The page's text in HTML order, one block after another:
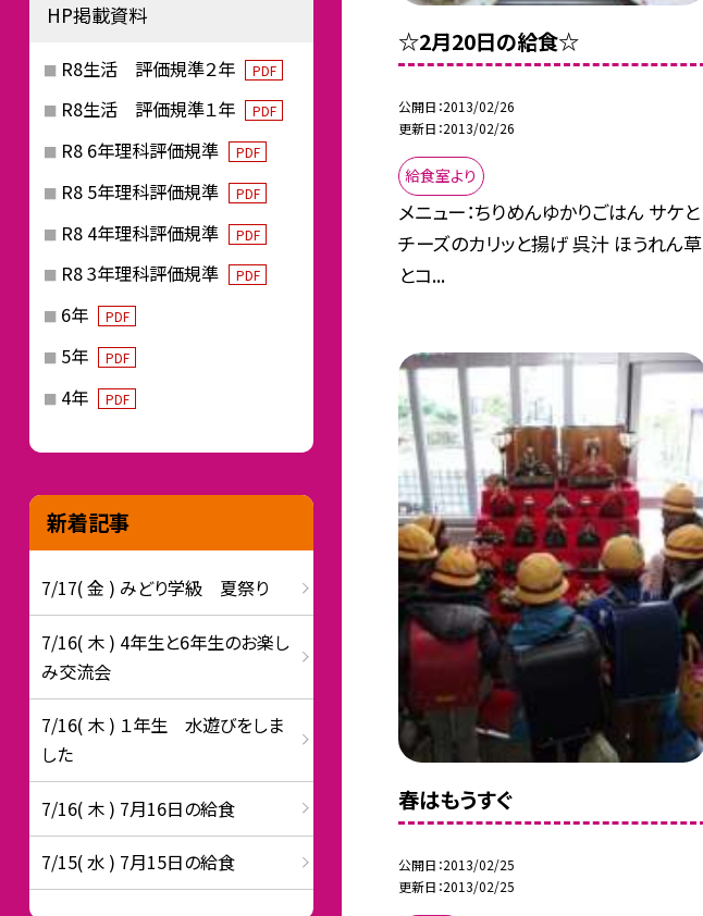
☆2月20日の給食☆
公開日 2013/02/26
更新日 2013/02/26
給食室より
メニュー：ちりめんゆかりごはん サケと
チーズのカリッと揚げ 呉汁 ほうれん草
とコ...
春はもうすぐ
公開日 2013/02/25
更新日 2013/02/25
HP掲載資料
R8生活 評価規準２年 PDF
R8生活 評価規準１年 PDF
R8 6年理科評価規準 PDF
R8 5年理科評価規準 PDF
R8 4年理科評価規準 PDF
R8 3年理科評価規準 PDF
6年 PDF
5年 PDF
4年 PDF
新着記事
7/17( 金 ) みどり学級 夏祭り
7/16( 木 ) 4年生と6年生のお楽し
み交流会
7/16( 木 ) １年生 水遊びをしま
した
7/16( 木 ) 7月16日の給食
7/15( 水 ) 7月15日の給食